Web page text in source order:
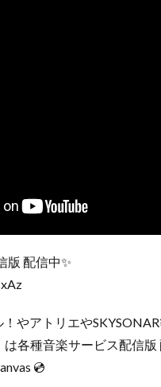
版 配信中✨
やアトリエや
は各種音楽サービス配信版
💿